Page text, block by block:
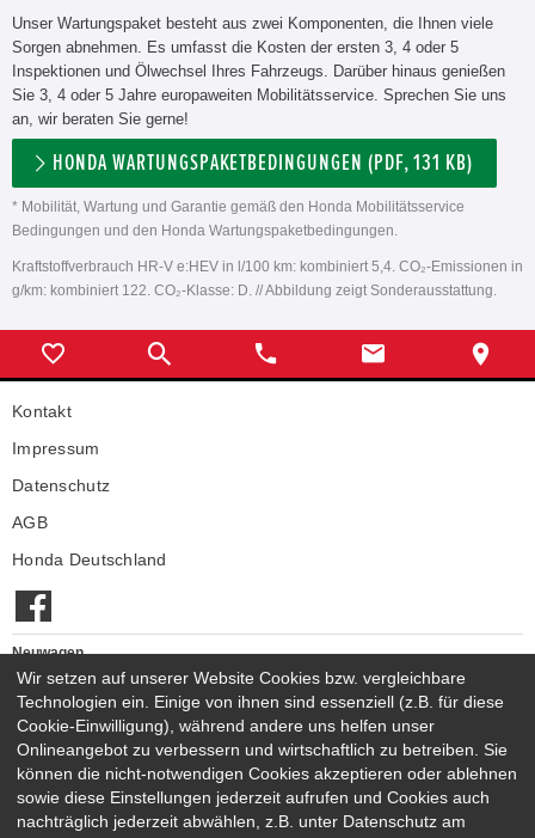
Unser Wartungspaket besteht aus zwei Komponenten, die Ihnen viele
Sorgen abnehmen. Es umfasst die Kosten der ersten 3, 4 oder 5
Inspektionen und Ölwechsel Ihres Fahrzeugs. Darüber hinaus genießen
Sie 3, 4 oder 5 Jahre europaweiten Mobilitätsservice. Sprechen Sie uns
an, wir beraten Sie gerne!
HONDA WARTUNGSPAKETBEDINGUNGEN (PDF, 131 KB)
* Mobilität, Wartung und Garantie gemäß den Honda Mobilitätsservice
Bedingungen und den Honda Wartungspaketbedingungen.
Kraftstoffverbrauch HR-V e:HEV in l/100 km: kombiniert 5,4. CO₂-Emissionen in
g/km: kombiniert 122. CO₂-Klasse: D. // Abbildung zeigt Sonderausstattung.
Kontakt
Impressum
Datenschutz
AGB
Honda Deutschland
Neuwagen
Honda Neuwagen
Gebrauchtwagen
Honda Gebrauchtwagen
Honda Vorführwagen
Gesamtbestand
NEUWAGENMODELLE
Wir setzen auf unserer Website Cookies bzw. vergleichbare
Technologien ein. Einige von ihnen sind essenziell (z.B. für diese
Cookie-Einwilligung), während andere uns helfen unser
Onlineangebot zu verbessern und wirtschaftlich zu betreiben. Sie
können die nicht-notwendigen Cookies akzeptieren oder ablehnen
sowie diese Einstellungen jederzeit aufrufen und Cookies auch
nachträglich jederzeit abwählen, z.B. unter Datenschutz am